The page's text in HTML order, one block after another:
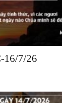
16/7/26